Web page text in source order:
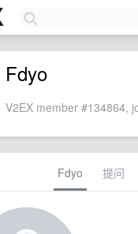
Fdyo
V2EX member #134864,
Fdyo 提问